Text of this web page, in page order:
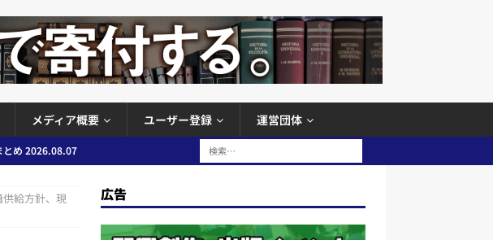
メディア概要 ユーザー登録 運営団体
とめ 2026.08.07
ュースまとめ
給方針、現
広告